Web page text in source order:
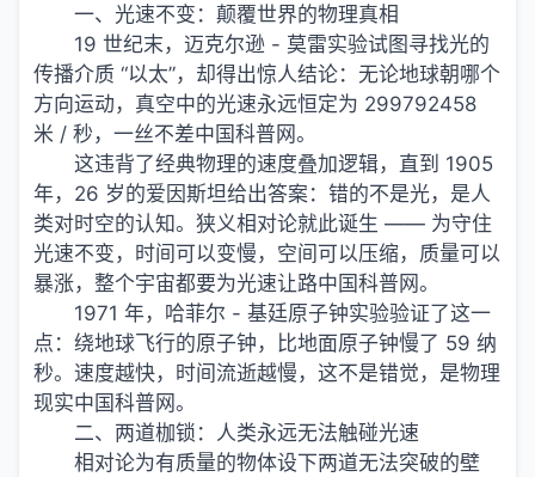
一、光速不变：颠覆世界的物理真相
19 世纪末，迈克尔逊 - 莫雷实验试图寻找光的
传播介质 “以太”，却得出惊人结论：无论地球朝哪个
方向运动，真空中的光速永远恒定为 299792458
米 / 秒，一丝不差中国科普网。
这违背了经典物理的速度叠加逻辑，直到 1905
年，26 岁的爱因斯坦给出答案：错的不是光，是人
类对时空的认知。狭义相对论就此诞生 —— 为守住
光速不变，时间可以变慢，空间可以压缩，质量可以
暴涨，整个宇宙都要为光速让路中国科普网。
1971 年，哈菲尔 - 基廷原子钟实验验证了这一
点：绕地球飞行的原子钟，比地面原子钟慢了 59 纳
秒。速度越快，时间流逝越慢，这不是错觉，是物理
现实中国科普网。
二、两道枷锁：人类永远无法触碰光速
相对论为有质量的物体设下两道无法突破的壁